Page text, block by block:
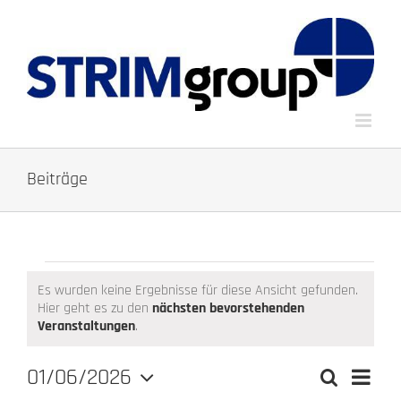
Beiträge
Veranstaltungen
Hinweis
Es wurden keine Ergebnisse für diese Ansicht gefunden.
Hier geht es zu den nächsten bevorstehenden
Veranstaltungen.
SucheMonat
01/06/2026